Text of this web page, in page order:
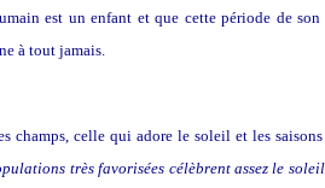
est un enfant et que cette période de
à tout jamais.
champs, celle qui adore le soleil et les
très favorisées célèbrent assez le